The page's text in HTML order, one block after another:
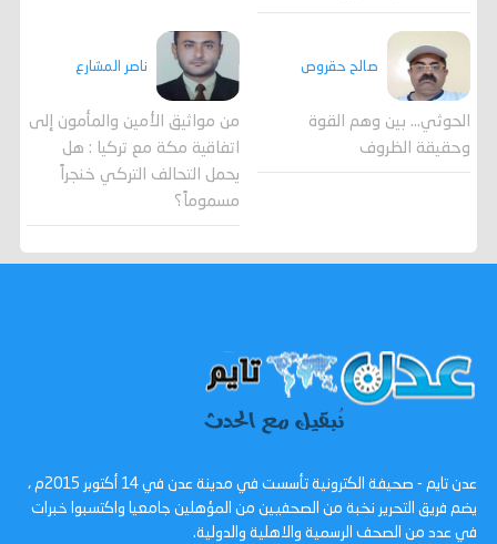
صالح حقروص
الحوثي... بين وهم القوة
وحقيقة الظروف
ناصر المشارع
من مواثيق الأمين والمأمون إلى
اتفاقية مكة مع تركيا : هل
يحمل التحالف التركي خنجراً
مسموماً؟
عدن تايم - صحيفة الكترونية تأسست في مدينة عدن في 14 أكتوبر 2015م ،
يضم فريق التحرير نخبة من الصحفيين من المؤهلين جامعيا واكتسبوا خبرات
في عدد من الصحف الرسمية والاهلية والدولية.